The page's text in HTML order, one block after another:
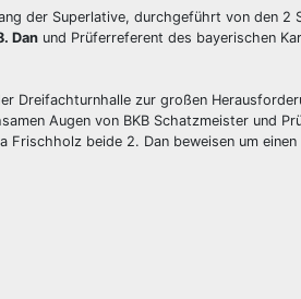
der Superlative, durchgeführt von den 2
Dan und Prüferreferent des bayerischen
Dreifachturnhalle zur großen
Augen von BKB Schatzmeister und
Frischholz beide 2. Dan beweisen um